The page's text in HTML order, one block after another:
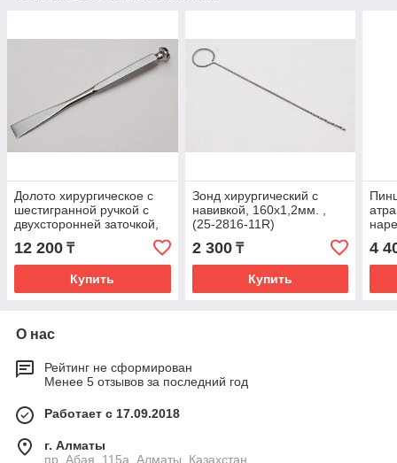
Долото хирургическое с
шестигранной ручкой с
двухсторонней заточкой,
15мм *, (27-3480-15R)
12 200 ₸
Купить
Зонд хирургический с
навивкой, 160х1,2мм. ,
(25-2816-11R)
2 300₸
Купить
4
О нас
Рейтинг не сформирован
Менее 5 отзывов за последний год
Работает с 17.09.2018
г. Алматы
пр. Абая, 115а, Алматы, Казахстан